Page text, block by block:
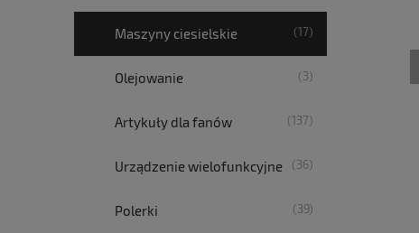
Maszyny ciesielskie (17)
Olejowanie (3)
Artykuły dla fanów (137)
Urządzenie wielofunkcyjne (36)
Polerki (39)